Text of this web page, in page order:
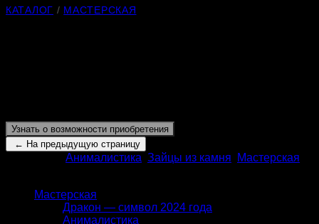
КАТАЛОГ / МАСТЕРСКАЯ
Узнать о возможности приобретения
Анималистика Зайцы из камня
Мастерская
Мастерская
Дракон — символ 2024 года
Анималистика